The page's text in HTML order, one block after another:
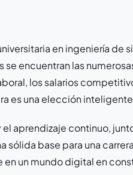
en ingeniería
encuentran las
los salarios
es una elección
el aprendizaje continuo,
sólida base para una
un mundo digital en